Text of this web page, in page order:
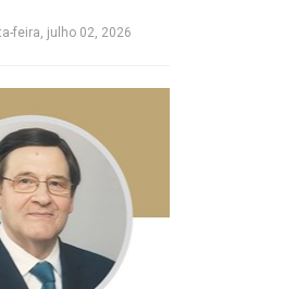
feira, julho 02, 2026